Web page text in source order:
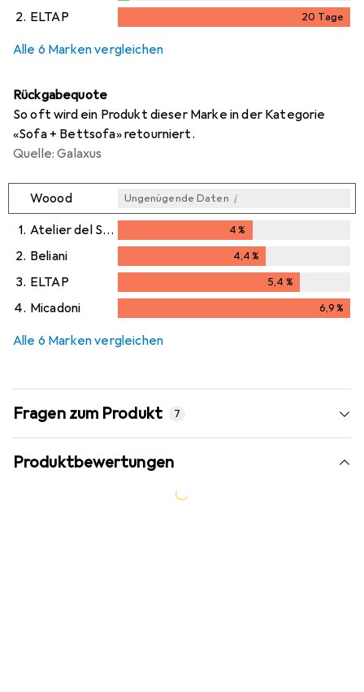
Tag
2. ELTAP 20 Tage
Alle 6 Marken vergleichen
Rückgabequote
So oft wird ein Produkt dieser Marke in der Kategorie
«Sofa + Bettsofa» retourniert.
Quelle: Galaxus
Woood Ungenügende Daten i
1. Atelier del Sofa 4%
2. Beliani 4,4%
3. ELTAP 5,4 %
4. Micadoni 6,9%
Alle 6 Marken vergleichen
Fragen zum Produkt 7
Produktbewertungen